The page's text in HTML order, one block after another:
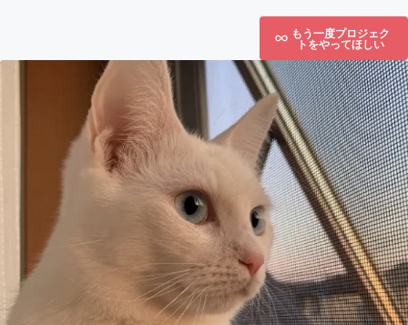
もう一度プロジェク
トをやってほしい